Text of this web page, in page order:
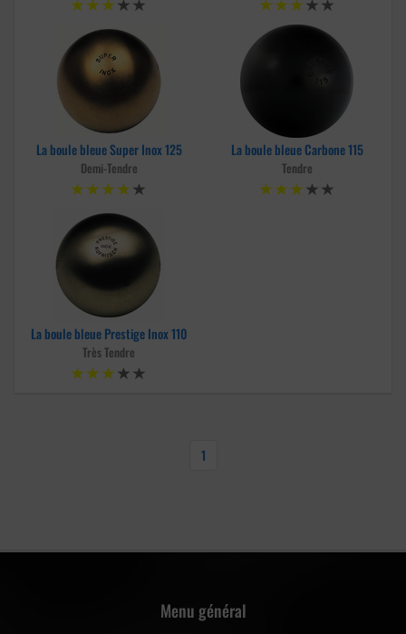
La boule bleue Super Inox 125
Demi-Tendre
La boule bleue Carbone 115
Tendre
La boule bleue Prestige Inox 110
Très Tendre
1
Menu général